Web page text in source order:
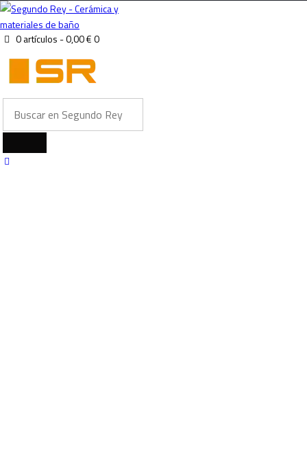
0 artículos -0,00 €0